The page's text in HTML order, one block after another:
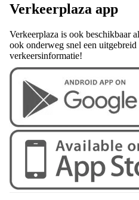
Verkeerplaza app
Verkeerplaza is ook beschikbaar
ook onderweg snel een
verkeersinformatie!